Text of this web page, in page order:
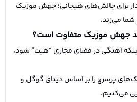
برای چالش‌های هیجانی؛ جهش موزیک
شما می‌زند.
جهش موزیک متفاوت است؟
آهنگی در فضای مجازی “هیت” شود،
پرسرچ را بر اساس دیتای گوگل و
می‌کنیم.